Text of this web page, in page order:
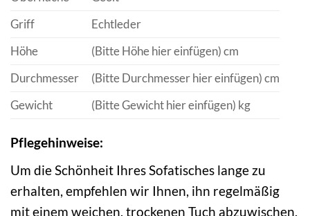
Griff
Echtleder
Höhe
(Bitte Höhe hier einfügen) cm
Durchmesser
(Bitte Durchmesser hier einfügen) cm
Gewicht
(Bitte Gewicht hier einfügen) kg
Pflegehinweise:
Um die Schönheit Ihres Sofatisches lange zu
erhalten, empfehlen wir Ihnen, ihn regelmäßig
mit einem weichen, trockenen Tuch abzuwischen.